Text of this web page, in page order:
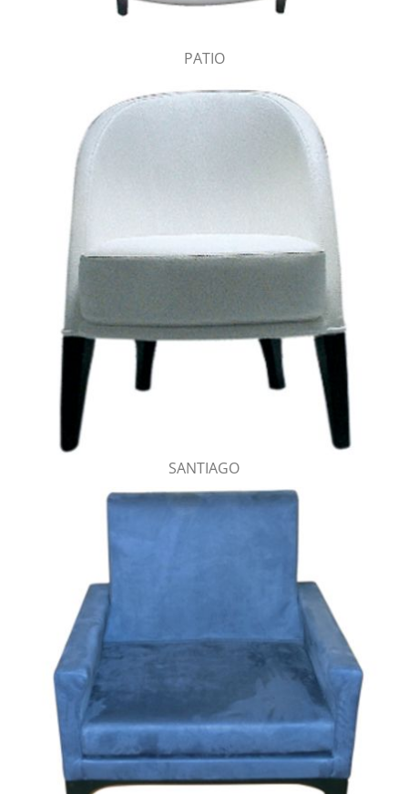
PATIO
SANTIAGO